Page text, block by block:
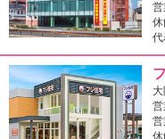
営
休
代
営
営
休